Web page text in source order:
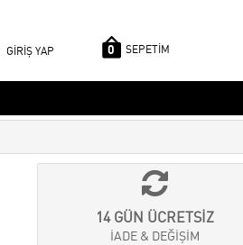
GİRİŞ YAP 0 SEPETİM
14 GÜN ÜCRETSİZ
İADE & DEĞİŞİM